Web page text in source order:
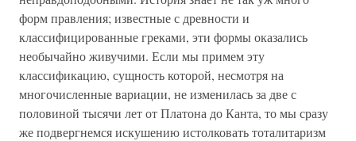
форм правления; известные с древности и
классифицированные греками, эти формы оказались
необычайно живучими. Если мы примем эту
классификацию, сущность которой, несмотря на
многочисленные вариации, не изменилась за две с
половиной тысячи лет от Платона до Канта, то мы сразу
же подвергнемся искушению истолковать тоталитаризм